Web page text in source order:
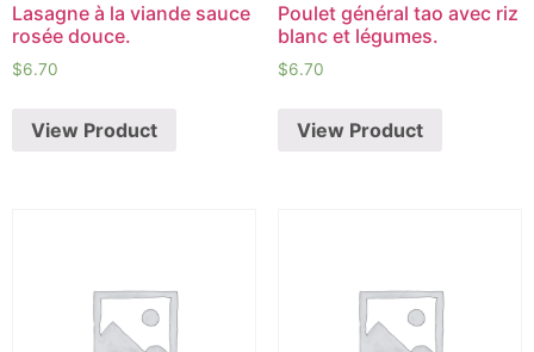
Lasagne à la viande sauce
rosée douce.
$6.70
View Product
Poulet général tao avec riz
blanc et légumes.
$6.70
View Product